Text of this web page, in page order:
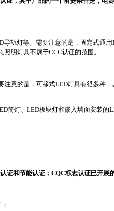
轨灯等。需要注意的是，固定式通
明灯具不属于CCC认证的范围。
意的是，可移式LED灯具有很多种
筒灯、LED板块灯和嵌入墙面安装的
证和节能认证；CQC标志认证已开展